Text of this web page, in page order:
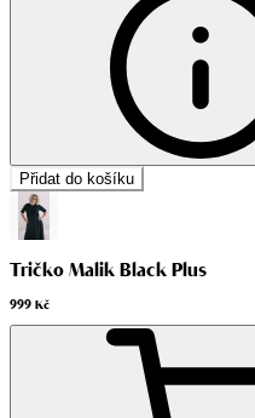
Přidat do košíku
Tričko Malik Black Plus
999 Kč